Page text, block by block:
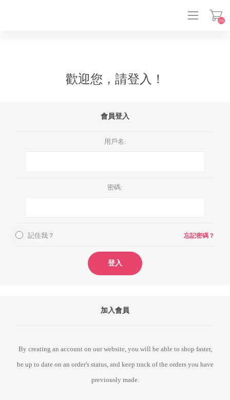
(0)
歡迎您，請登入！
會員登入
用戶名:
密碼:
記住我？ 忘記密碼？
登入
加入會員
By creating an account on our website, you will be able to shop faster,
be up to date on an order's status, and keep track of the orders you have
previously made.